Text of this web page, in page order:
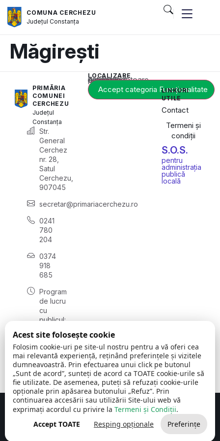
COMUNA CERCHEZU
JudețulConstanța
Măgirești
PRIMĂRIA
COMUNEI
CERCHEZU
Județul
Constanța
Str.
General
Cerchez
nr. 28,
Satul
Cerchezu,
907045
secretar@primariacerchezu.ro
0241
780
204
0374
918
685
Program
de lucru
cu
publicul:
08:00 -
16:30
, vineri:
08:00 -
14:00
LOCALIZARE
Acest conținut este blocat până când acceptați categoria corespunzătoare de cookie-uri.
Accept categoria Funcționalitate
LINKURI
UTILE
Contact
Termeni și
condiții
S.O.S.
pentru
administrația
publică
locală
Comuna Cerchezu © 2026Toate drepturile rezervate
Concept realizat de Big Media Relații Publice SRL
Acest site folosește cookie
Folosim cookie-uri pe site-ul nostru pentru a vă oferi cea
mai relevantă experiență, reținând preferințele și vizitele
dumneavoastră. Prin efectuarea unui click pe butonul
„Sunt de acord”, sunteți de acord ca TOATE cookie-urile să
fie utilizate. De asemenea, puteți să refuzați cookie-urile
opționale prin apăsarea butonului „Refuz”. Prin
continuarea accesării sau utilizării Site-ului web vă
exprimați acordul cu privire la Termeni și Condiții.
Accept TOATE
Resping opționale Preferințe